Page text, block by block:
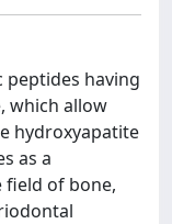
peptides having
which allow
hydroxyapatite
as a
field of bone,